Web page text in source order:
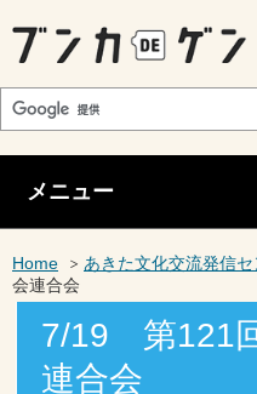
メニュー
Home あきた文化交流発信セ
会連合会
7/19 第121
連合会